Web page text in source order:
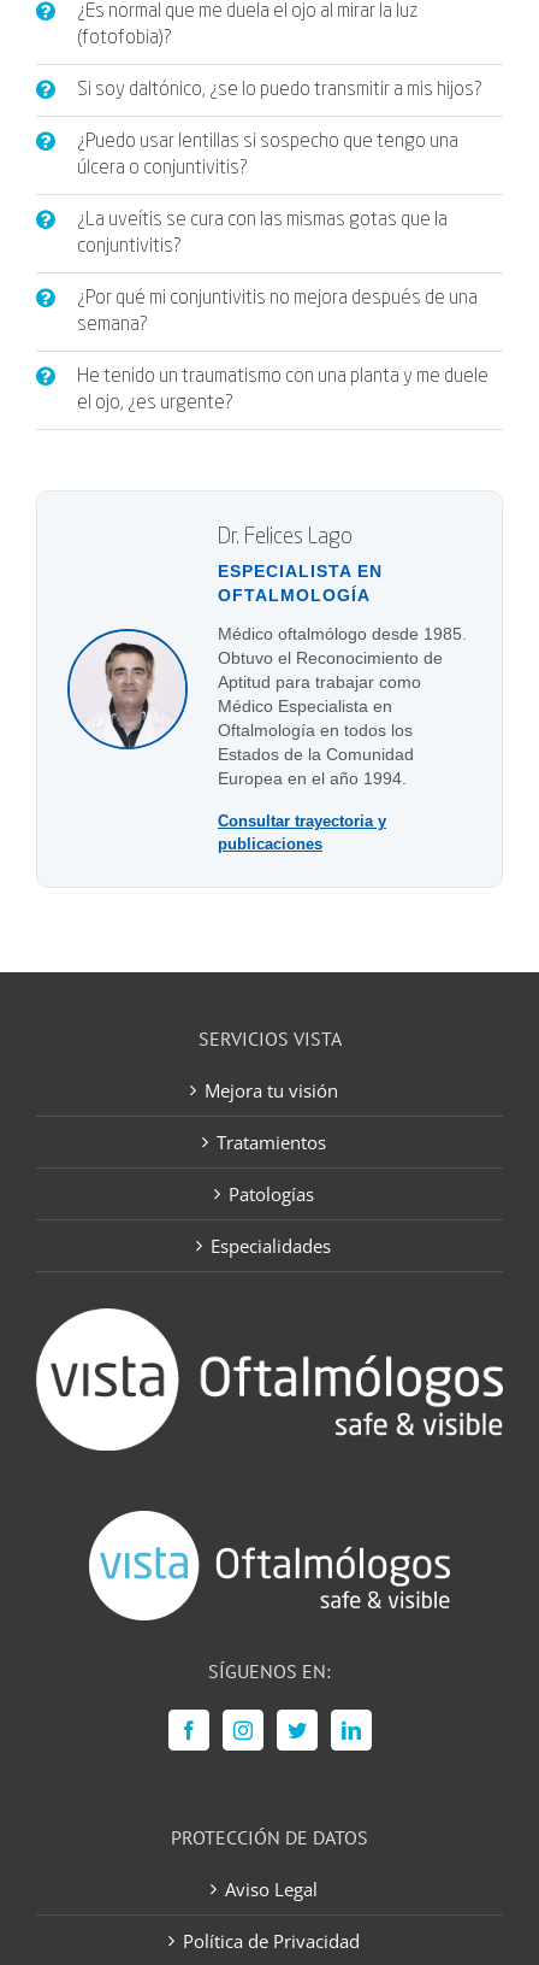
¿Es normal que me duela el ojo al mirar la luz
(fotofobia)?
Si soy daltónico, ¿se lo puedo transmitir a mis hijos?
¿Puedo usar lentillas si sospecho que tengo una
úlcera o conjuntivitis?
¿La uveítis se cura con las mismas gotas que la
conjuntivitis?
¿Por qué mi conjuntivitis no mejora después de una
semana?
He tenido un traumatismo con una planta y me duele
el ojo, ¿es urgente?
Dr. Felices Lago
ESPECIALISTA EN
OFTALMOLOGÍA
Médico oftalmólogo desde 1985.
Obtuvo el Reconocimiento de
Aptitud para trabajar como
Médico Especialista en
Oftalmología en todos los
Estados de la Comunidad
Europea en el año 1994.
Consultar trayectoria y
publicaciones
SERVICIOS VISTA
Mejora tu visión
Tratamientos
Patologías
Especialidades
SÍGUENOS EN:
PROTECCIÓN DE DATOS
Aviso Legal
Política de Privacidad